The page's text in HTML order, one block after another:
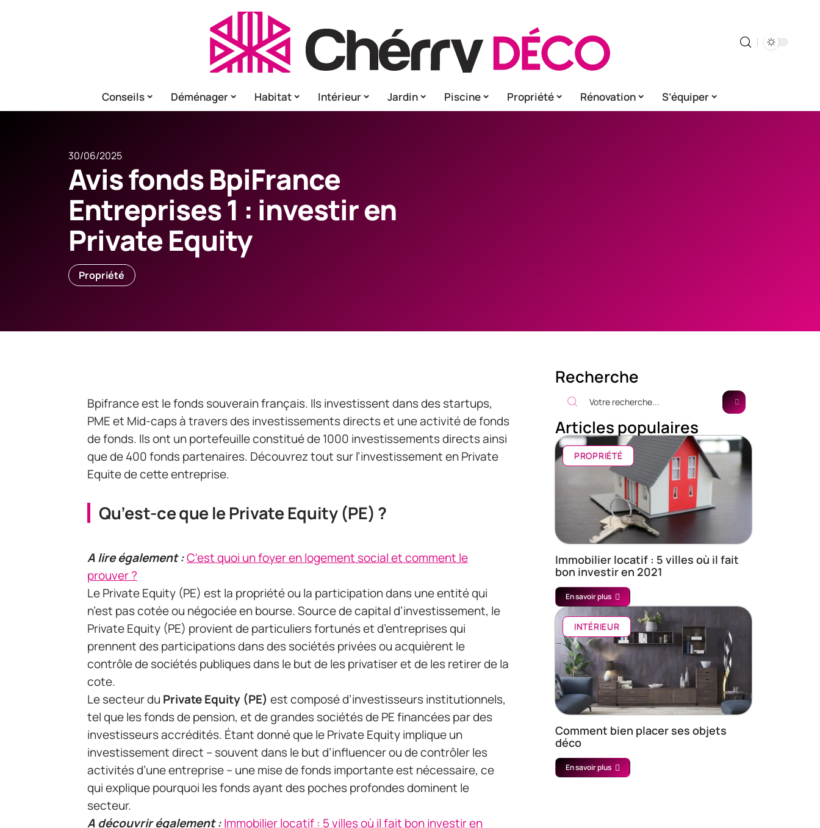
Conseils Déménager Habitat Intérieur Jardin Piscine Propriété Rénovation S’équiper
30/06/2025
Avis fonds BpiFrance
Entreprises 1 : investir en
Private Equity
Propriété
Bpifrance est le fonds souverain français. Ils investissent dans des startups,
PME et Mid-caps à travers des investissements directs et une activité de fonds
de fonds. Ils ont un portefeuille constitué de 1000 investissements directs ainsi
que de 400 fonds partenaires. Découvrez tout sur l’investissement en Private
Equite de cette entreprise.
Qu’est-ce que le Private Equity (PE) ?
A lire également :C'est quoi un foyer en logement social et comment le
prouver ?
Le Private Equity (PE) est la propriété ou la participation dans une entité qui
n’est pas cotée ou négociée en bourse. Source de capital d’investissement, le
Private Equity (PE) provient de particuliers fortunés et d’entreprises qui
prennent des participations dans des sociétés privées ou acquièrent le
contrôle de sociétés publiques dans le but de les privatiser et de les retirer de la
cote.
Le secteur du Private Equity (PE) est composé d’investisseurs institutionnels,
tel que les fonds de pension, et de grandes sociétés de PE financées par des
investisseurs accrédités. Étant donné que le Private Equity implique un
investissement direct – souvent dans le but d’influencer ou de contrôler les
activités d’une entreprise – une mise de fonds importante est nécessaire, ce
qui explique pourquoi les fonds ayant des poches profondes dominent le
secteur.
A découvrir également :Immobilier locatif : 5 villes où il fait bon investir en
Recherche
Articles populaires
PROPRIÉTÉ
Immobilier locatif : 5 villes où il fait
bon investir en 2021
En savoir plus
INTÉRIEUR
Comment bien placer ses objets
déco
En savoir plus